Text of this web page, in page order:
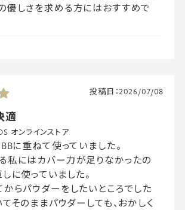
優しさを求める方にはおすすめで
適
投稿日：2026/07/08
オンラインストア
に重ねて使っていました。
私にはカバー力が足りなかったの
に使っていました。
からパウダーをしたいところでした
てそのままパウダーしても、おかしく